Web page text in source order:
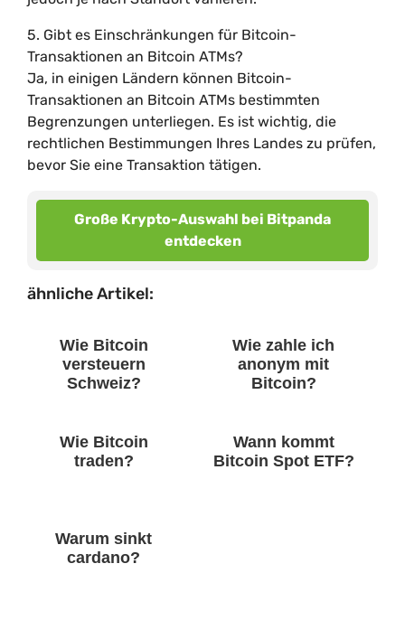
5. Gibt es Einschränkungen für Bitcoin-
Transaktionen an Bitcoin ATMs?
Ja, in einigen Ländern können Bitcoin-
Transaktionen an Bitcoin ATMs bestimmten
Begrenzungen unterliegen. Es ist wichtig, die
rechtlichen Bestimmungen Ihres Landes zu prüfen,
bevor Sie eine Transaktion tätigen.
Große Krypto-Auswahl bei Bitpanda
entdecken
ähnliche Artikel:
Wie Bitcoin
versteuern
Schweiz?
Wie zahle ich
anonym mit
Bitcoin?
Wie Bitcoin
traden?
Wann kommt
Bitcoin Spot ETF?
Warum sinkt
cardano?